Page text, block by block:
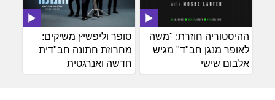
סופר וליפשיץ משיקים:
מחרוזת חתונה חב"דית
חדשה ואנרגטית
ההיסטוריה חוזרת: "משה
לאופר מנגן חב"ד" מגיש
אלבום שישי